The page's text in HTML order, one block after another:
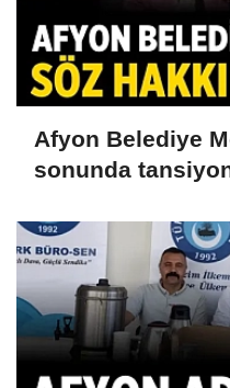
Afyon Belediye
sonunda